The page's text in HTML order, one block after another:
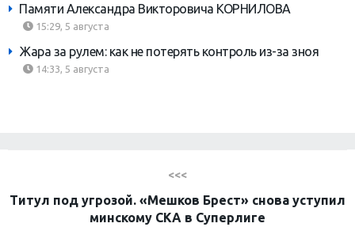
Памяти Александра Викторовича КОРНИЛОВА
15:29, 5 августа
Жара за рулем: как не потерять контроль из-за зноя
14:33, 5 августа
<<<
Титул под угрозой. «Мешков Брест» снова уступил
минскому СКА в Суперлиге